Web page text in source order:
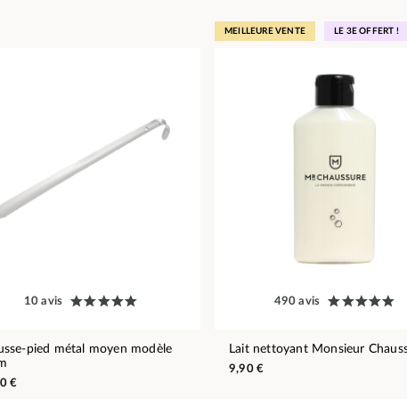
10 avis
pied métal moyen modèle
€
MEILLEURE VENTE LE 3E OFFERT !
490 avis
Lait nettoyant Monsieur
9,90 €